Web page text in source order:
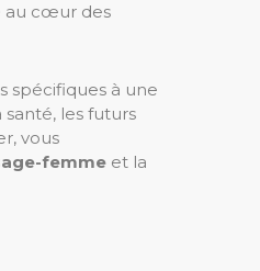
au cœur des
spécifiques à une
les futurs
vous
femme et la